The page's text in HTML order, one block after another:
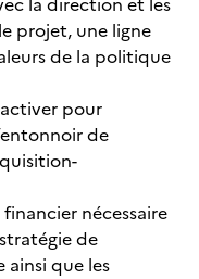
projet, une ligne
de la politique
pour
de
nécessaire
de
que les